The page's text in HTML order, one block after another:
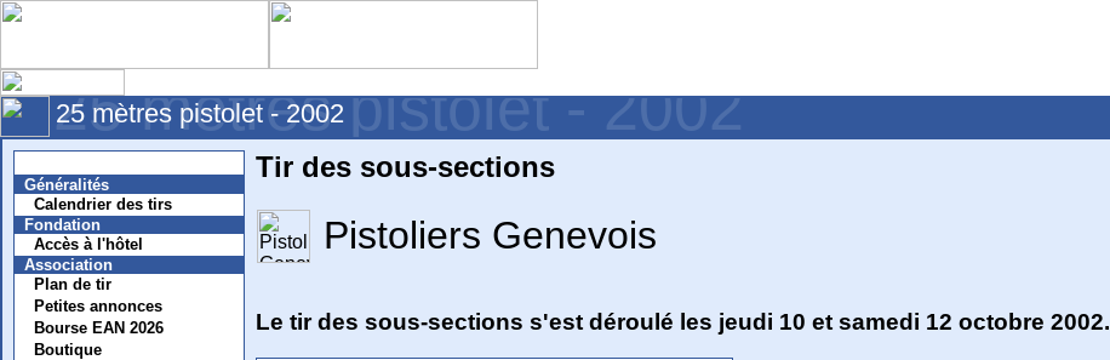
25 mètres pistolet - 2002
25 mètres pistolet - 2002
Généralités
Calendrier des tirs
Fondation
Accès à l'hôtel
Association
Plan de tir
Petites annonces
Bourse EAN 2026
Boutique
Tir des sous-sections
Pistoliers Genevois
Le tir des sous-sections s'est déroulé les jeudi 10 et samedi 12 octobre 2002.